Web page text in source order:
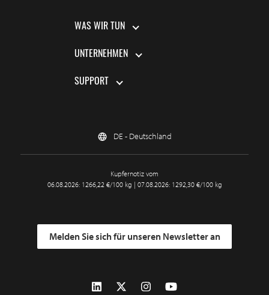
WAS WIR TUN
UNTERNEHMEN
SUPPORT
DE - Deutschland
Kupfernotiz vom
06.08.2026: 1266,22 €/100 kg | 07.08.2026: 1292,30 €/100 kg
Melden Sie sich für unseren Newsletter an